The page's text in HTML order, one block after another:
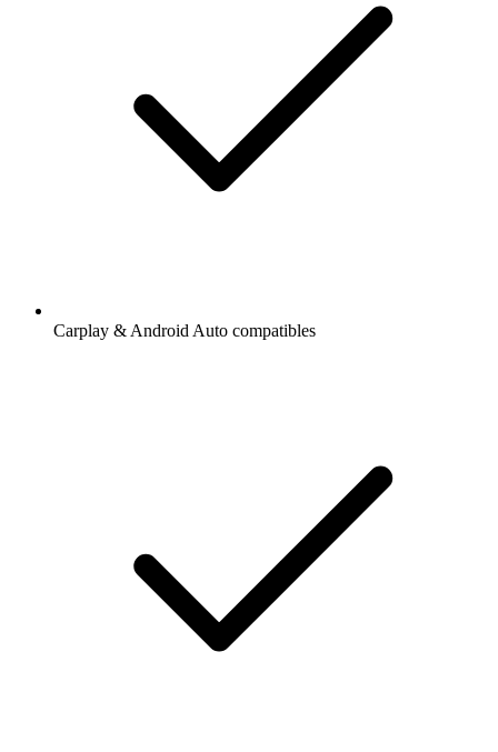
Carplay & Android Auto compatibles